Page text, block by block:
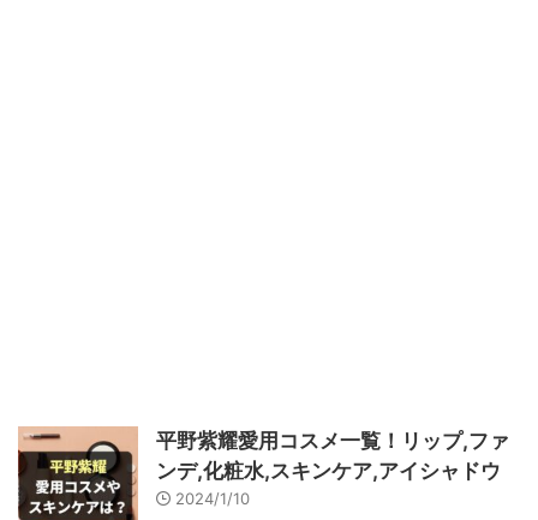
平野紫耀愛用コスメ一覧！リップ,ファ
ンデ,化粧水,スキンケア,アイシャドウ
2024/1/10